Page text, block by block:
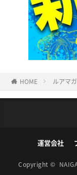
HOME ルアマ
運営会社
Copyright ©